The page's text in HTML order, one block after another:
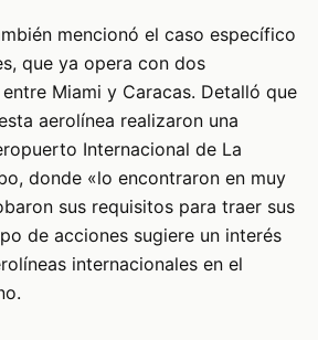
mencionó el caso específico
que ya opera con dos
Miami y Caracas. Detalló que
aerolínea realizaron una
Internacional de La
donde «lo encontraron en muy
sus requisitos para traer sus
de acciones sugiere un interés
internacionales en el